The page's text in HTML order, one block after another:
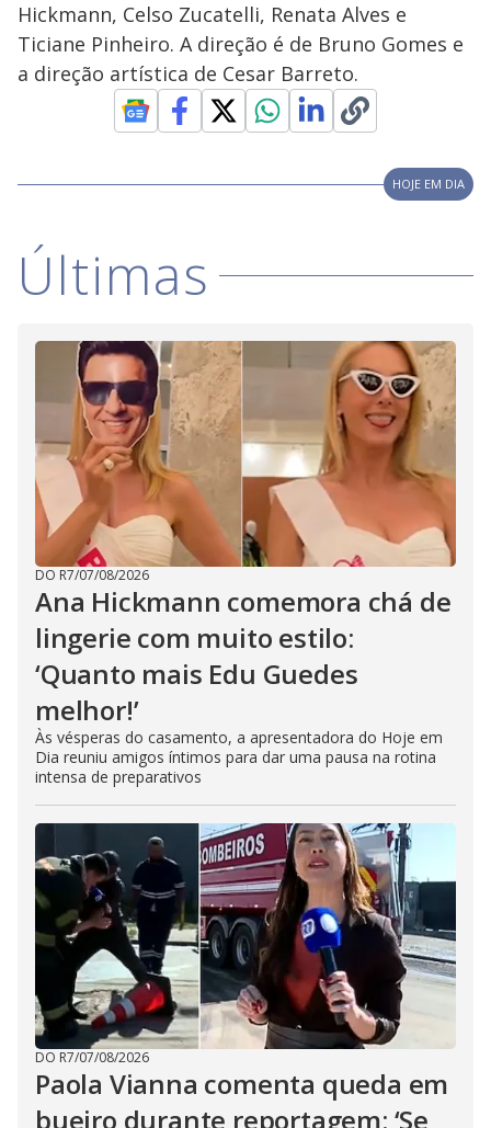
Hickmann, Celso Zucatelli, Renata Alves e
Ticiane Pinheiro. A direção é de Bruno Gomes e
a direção artística de Cesar Barreto.
HOJE EM DIA
Últimas
DO R7/07/08/2026
Ana Hickmann comemora chá de
lingerie com muito estilo:
‘Quanto mais Edu Guedes
melhor!’
Às vésperas do casamento, a apresentadora do Hoje em
Dia reuniu amigos íntimos para dar uma pausa na rotina
intensa de preparativos
DO R7/07/08/2026
Paola Vianna comenta queda em
bueiro durante reportagem: ‘Se